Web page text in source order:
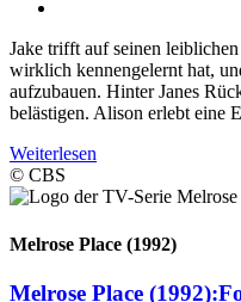
Jake trifft auf seinen
wirklich kennengelernt hat,
aufzubauen. Hinter Janes
belästigen. Alison erlebt eine
Weiterlesen
© CBS
Melrose Place (1992)
Melrose Place (1992):